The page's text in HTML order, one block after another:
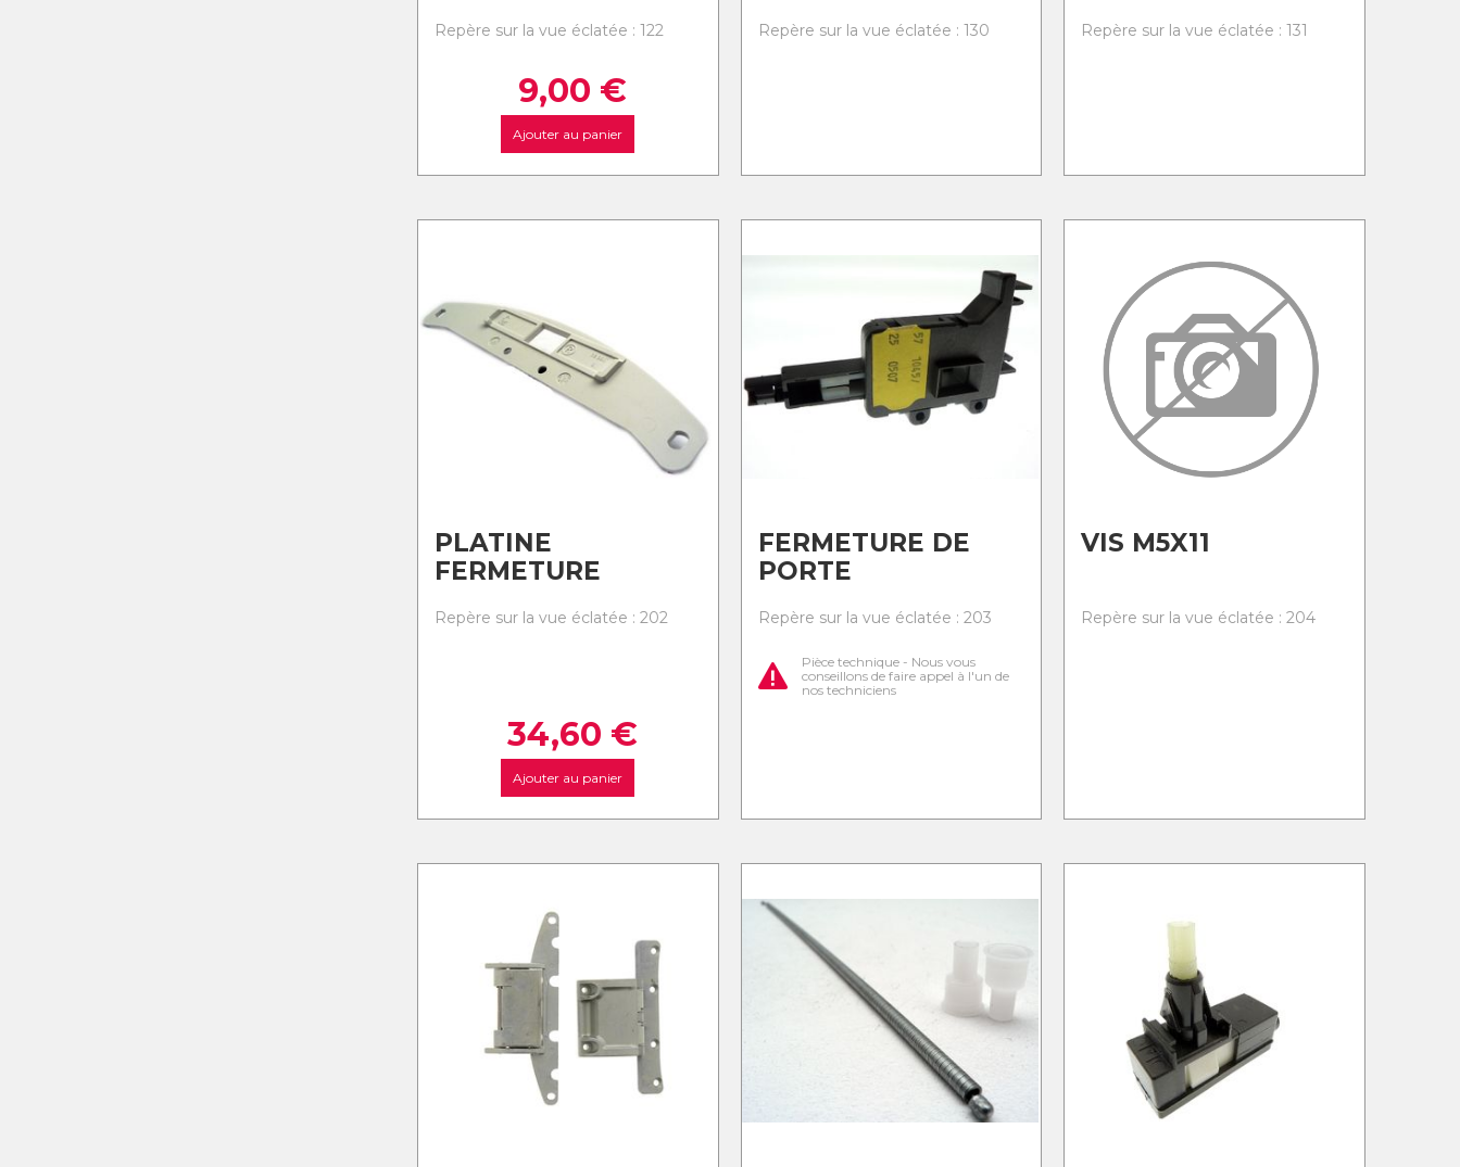
Repère sur la vue éclatée : 122
9,00 €
Ajouter au panier
Repère sur la vue éclatée : 130 Repère sur la vue éclatée : 131
PLATINE
FERMETURE
Repère sur la vue éclatée : 202
34,60 €
Ajouter au panier
FERMETURE DE
PORTE
Repère sur la vue éclatée : 203
Pièce technique - Nous vous
conseillons de faire appel à l'un de
nos techniciens
VIS M5X11
Repère sur la vue éclatée : 204